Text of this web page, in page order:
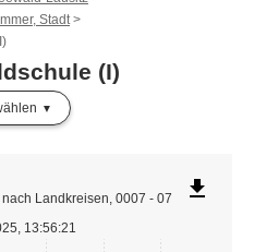
Stadt
(I)
Landkreisen, 0007 - 07
13:56:21
file_download